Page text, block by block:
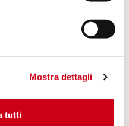
Mostra dettagli
tutti